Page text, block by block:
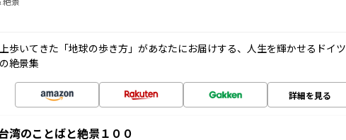
歩いてきた「地球の歩き方」があなたにお届けする、人生を輝かせるドイツ
絶景集
詳細を見る
湾のことばと絶景１００